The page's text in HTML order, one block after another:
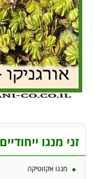
זני מנגו
מנגו אקזוטיקה